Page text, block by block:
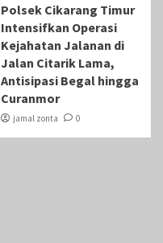
Polsek Cikarang Timur
Intensifkan Operasi
Kejahatan Jalanan di
Jalan Citarik Lama,
Antisipasi Begal hingga
Curanmor
jamal zonta 0